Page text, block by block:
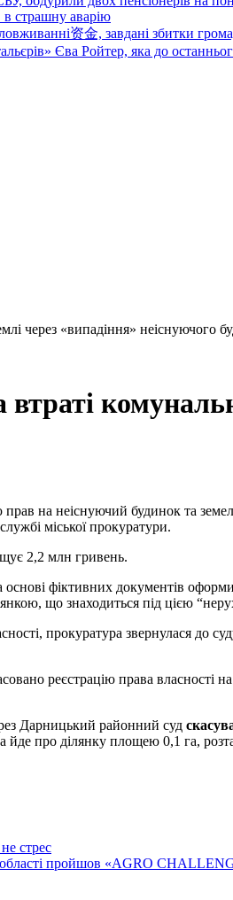
в страшну аварію
资金, завдані збитки
Єва Ройтер, яка до
через «випадіння» неіснуючого
на неіснуючий будинок та
міської прокуратури.
2,2 млн гривень.
фіктивних документів
що знаходиться під цією
прокуратура звернулася до
реєстрацію права власності
Дарницький районний суд
про ділянку площею 0,1 га,
стрес
області пройшов «AGRO